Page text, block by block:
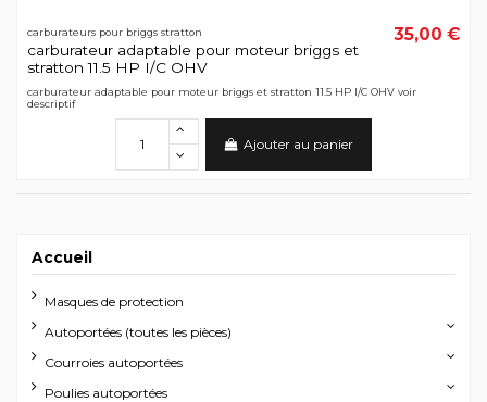
carburateurs pour briggs stratton
carburateur adaptable pour moteur briggs et
stratton 11.5 HP I/C OHV
35,00 €
carburateur adaptable pour moteur briggs et stratton 11.5 HP I/C OHV voir
descriptif
Ajouter au panier
Accueil
Masques de protection
Autoportées (toutes les pièces)
Courroies autoportées
Poulies autoportées